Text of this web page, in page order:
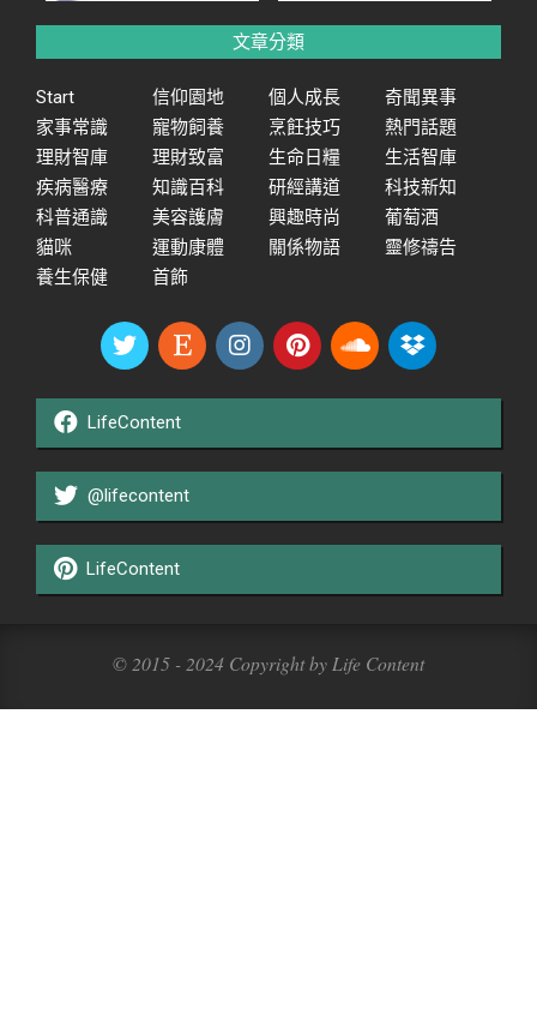
文章分類
Start 信仰園地 個人成長
奇聞異事
家事常識
寵物飼養 烹飪技巧
熱門話題
理財智庫
理財致富 生命日糧
生活智庫
疾病醫療
知識百科 研經講道
科技新知
科普通識
美容護膚 興趣時尚
葡萄酒
貓咪
運動康體 關係物語
靈修禱告
養生保健
首飾
LifeContent
@lifecontent
LifeContent
© 2015 - 2024 Copyright by Life Content